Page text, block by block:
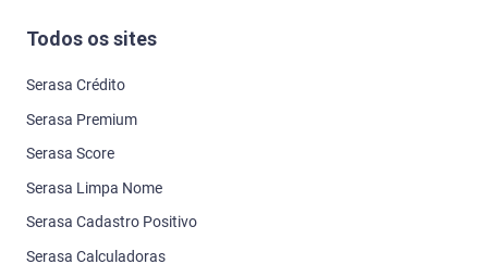
Todos os sites
Serasa Crédito
Serasa Premium
Serasa Score
Serasa Limpa Nome
Serasa Cadastro Positivo
Serasa Calculadoras